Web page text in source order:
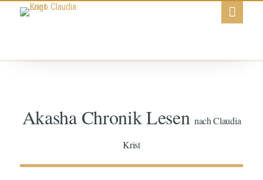
Akasha Chronik Lesennach Claudia
Krist